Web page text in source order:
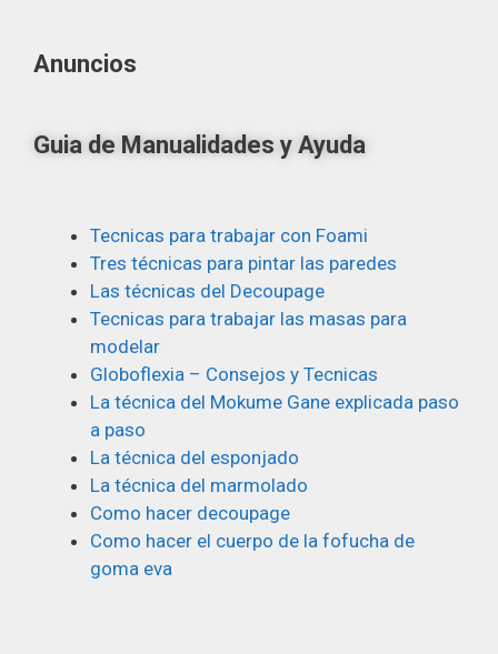
Anuncios
Guia de Manualidades y Ayuda
Tecnicas para trabajar con Foami
Tres técnicas para pintar las paredes
Las técnicas del Decoupage
Tecnicas para trabajar las masas para
modelar
Globoflexia – Consejos y Tecnicas
La técnica del Mokume Gane explicada paso
a paso
La técnica del esponjado
La técnica del marmolado
Como hacer decoupage
Como hacer el cuerpo de la fofucha de
goma eva